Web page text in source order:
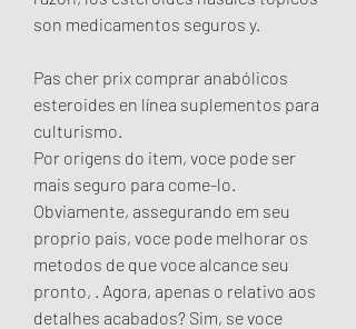
son medicamentos seguros y.
Pas cher prix comprar anabólicos
esteroides en línea suplementos para
culturismo.
Por origens do item, voce pode ser
mais seguro para come-lo.
Obviamente, assegurando em seu
proprio pais, voce pode melhorar os
metodos de que voce alcance seu
pronto, . Agora, apenas o relativo aos
detalhes acabados? Sim, se voce